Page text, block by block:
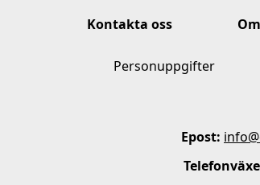
Kontakta oss
Personuppgifter
Epost: